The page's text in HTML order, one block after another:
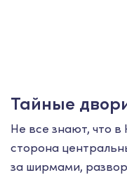
Тайные
Не все знают, что
сторона
за ширмами,